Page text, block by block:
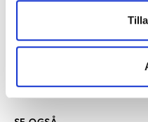
Find medarbejder